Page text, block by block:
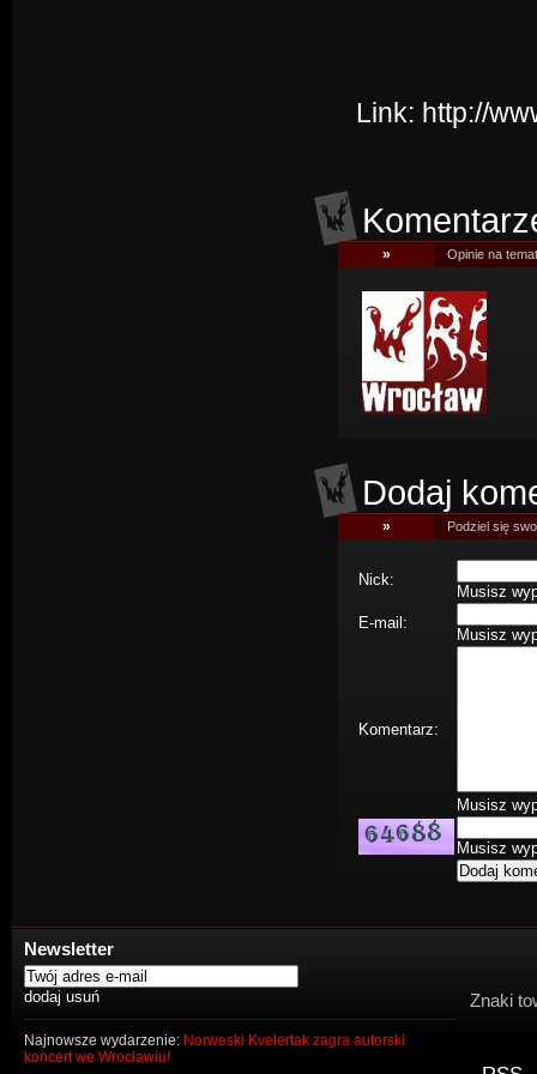
Link: http://
» Opinie na
Dodaj
» Podziel się
Nick:
Musisz
E-mail:
Musisz
Komentarz:
Musisz
Musisz
Newsletter
Najnowsze wydarzenie: Norweski Kvelertak zagra autorski
koncert we Wrocławiu!
Znaki